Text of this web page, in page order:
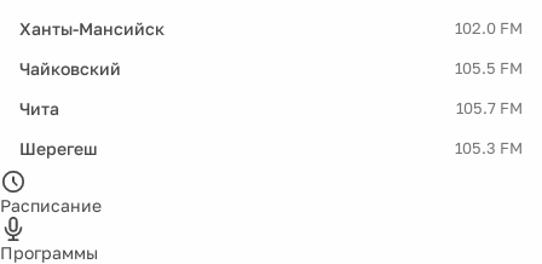
Ханты-Мансийск 102.0 FM
Чайковский 105.5 FM
Чита 105.7 FM
Шерегеш 105.3 FM
Расписание
Программы